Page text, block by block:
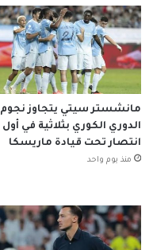
مانشستر سيتي يتجاوز نجوم
الدوري الكوري بثلاثية في أول
انتصار تحت قيادة ماريسكا
منذ يوم واحد